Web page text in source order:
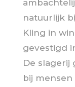
natuurlijk
Kling in
gevestigd
De slagerij
bij